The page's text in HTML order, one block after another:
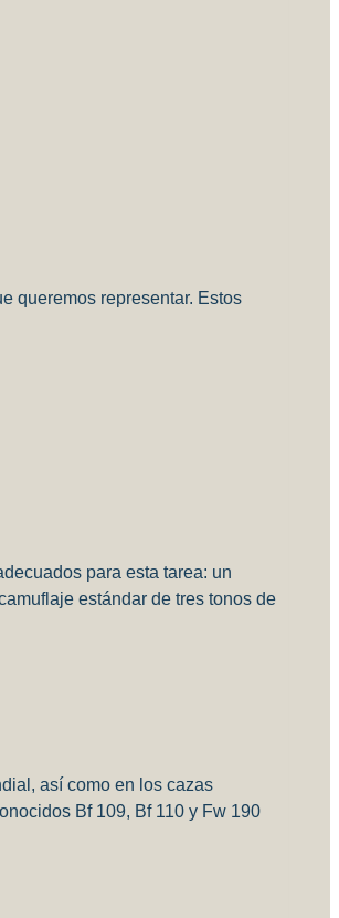
queremos representar. Estos
para esta tarea: un
estándar de tres tonos de
así como en los cazas
Bf 109, Bf 110 y Fw 190